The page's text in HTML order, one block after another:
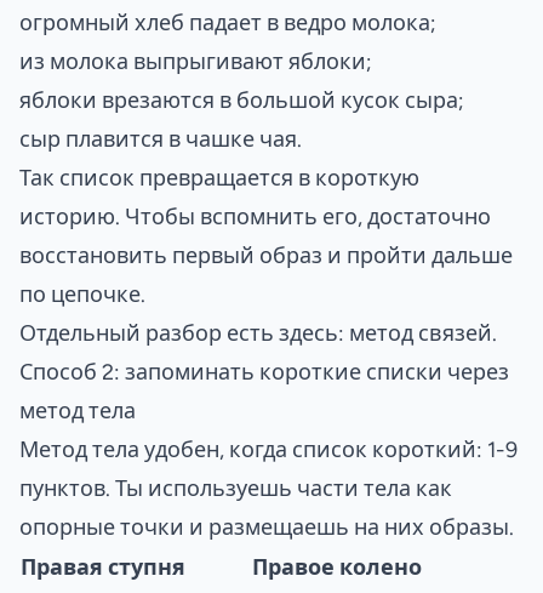
огромный хлеб падает в ведро молока;
из молока выпрыгивают яблоки;
яблоки врезаются в большой кусок сыра;
сыр плавится в чашке чая.
Так список превращается в короткую
историю. Чтобы вспомнить его, достаточно
восстановить первый образ и пройти дальше
по цепочке.
Отдельный разбор есть здесь: метод связей
Способ 2: запоминать короткие списки через
метод тела
Метод тела удобен, когда список короткий: 1-9
пунктов. Ты используешь части тела как
опорные точки и размещаешь на них образы.
Правая ступня
Правое колено